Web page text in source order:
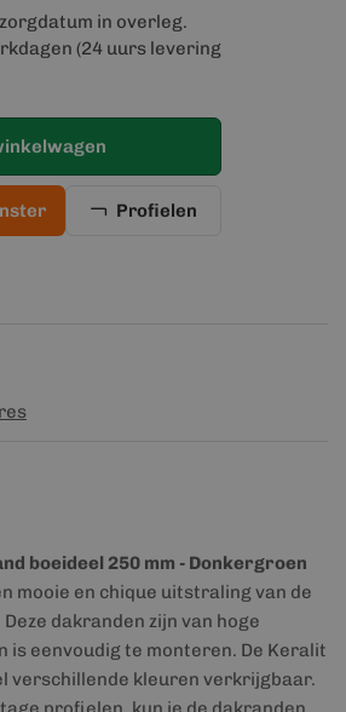
in overleg.
(24 uurs levering
Profielen
boeideel 250 mm - Donkergroen
mooie en chique uitstraling van de
dakranden zijn van hoge
is eenvoudig te monteren. De Keralit
verschillende kleuren verkrijgbaar.